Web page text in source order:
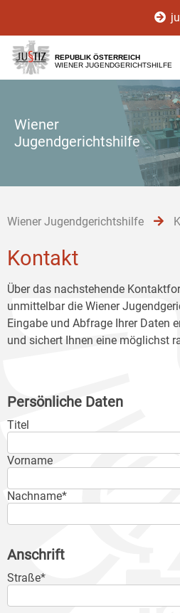
[1]
[2]
[3]
REPUBLIK ÖSTERREICH
WIENER JUGENDGERICHTSHILFE
Wiener
Jugendgerichtshilfe
Wiener Jugendgerichtshilfe
Kontakt
Über das nachstehende
unmittelbar die Wiener
Eingabe und Abfrage Ihrer Daten
und sichert Ihnen eine möglichst
Persönliche Daten
Titel
Vorname
Nachname*
Anschrift
Straße*